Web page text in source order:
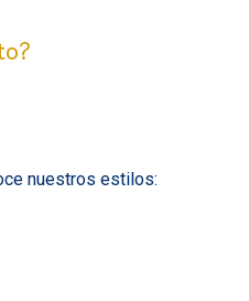
nuestros estilos: